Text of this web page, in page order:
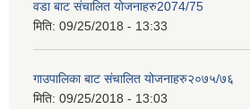
वडा बाट संचालित योजनाहरु2074/75
मिति: 09/25/2018 - 13:33
गाउपालिका बाट संचालित योजनाहरु२०७५/७६
मिति: 09/25/2018 - 13:03